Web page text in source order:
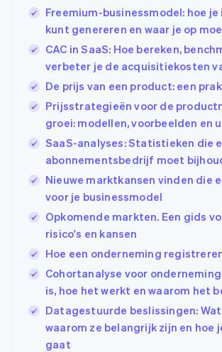
Freemium-businessmodel: hoe
kunt genereren en waar je op
CAC in SaaS: Hoe bereken,
verbeter je de acquisitiekosten
De prijs van een product: een
Prijsstrategieën voor de
groei: modellen, voorbeelden en
SaaS-analyses: Statistieken die
abonnementsbedrijf moet
Nieuwe marktkansen vinden die
voor je businessmodel
Opkomende markten. Een gids
risico's en kansen
Hoe een onderneming
Cohortanalyse voor
is, hoe het werkt en waarom het
Datagestuurde beslissingen:
waarom ze belangrijk zijn en hoe
gaat